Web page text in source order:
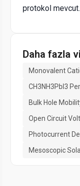
protokol mevcut.
Daha fazla
Monovalent
CH3NH3PbI3
Bulk Hole
Open Circuit
Photocurrent
Mesoscopic